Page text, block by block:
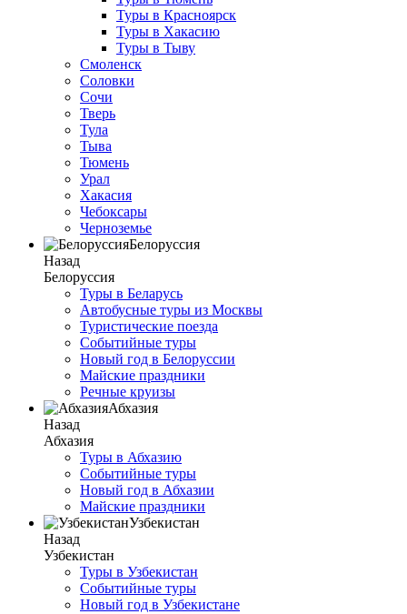
Туры в Красноярск
Туры в Хакасию
Туры в Тыву
Смоленск
Соловки
Сочи
Тверь
Тула
Тыва
Тюмень
Урал
Хакасия
Чебоксары
Черноземье
Белоруссия
Назад
Белоруссия
Туры в Беларусь
Автобусные туры из Москвы
Туристические поезда
Событийные туры
Новый год в Белоруссии
Майские праздники
Речные круизы
Абхазия
Назад
Абхазия
Туры в Абхазию
Событийные туры
Новый год в Абхазии
Майские праздники
Узбекистан
Назад
Узбекистан
Туры в Узбекистан
Событийные туры
Новый год в Узбекистане